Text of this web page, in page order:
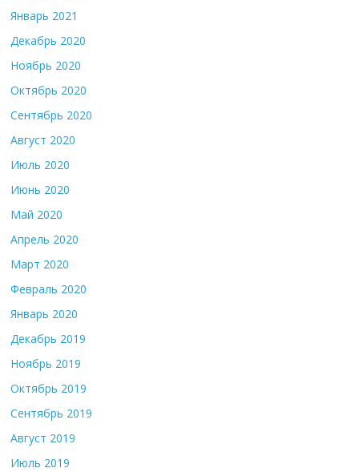
Январь 2021
Декабрь 2020
Ноябрь 2020
Октябрь 2020
Сентябрь 2020
Август 2020
Июль 2020
Июнь 2020
Май 2020
Апрель 2020
Март 2020
Февраль 2020
Январь 2020
Декабрь 2019
Ноябрь 2019
Октябрь 2019
Сентябрь 2019
Август 2019
Июль 2019